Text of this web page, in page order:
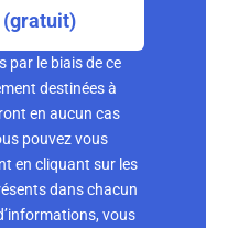
(gratuit)
par le biais de ce
destinées à
en aucun cas
pouvez vous
en cliquant sur les
dans chacun
vous